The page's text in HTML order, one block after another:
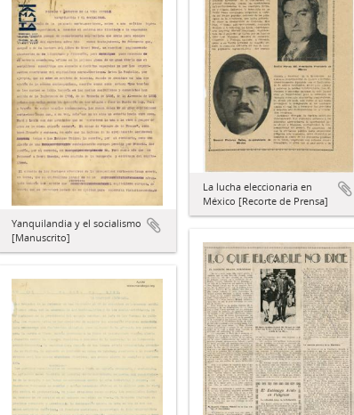
La lucha eleccionaria en
México [Recorte de Prensa]
Yanquilandia y el socialismo
[Manuscrito]